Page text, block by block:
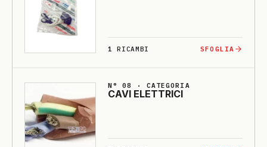
1 RICAMBI SFOGLIA
N° 08 · CATEGORIA
CA­VI E­LETTRI­CI